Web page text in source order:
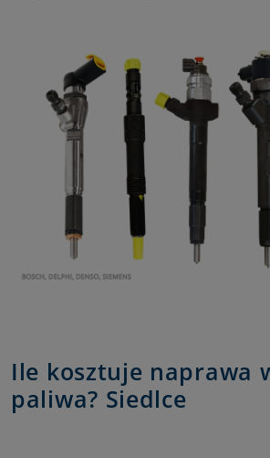
Ile kosztuje naprawa
paliwa? Siedlce